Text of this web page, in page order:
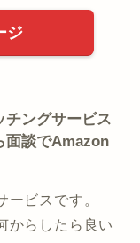
ジ
ングサービス
面談でAmazon